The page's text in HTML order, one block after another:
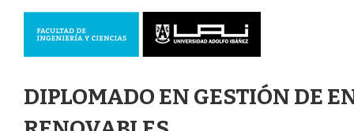
DIPLOMADO EN GESTIÓN DE